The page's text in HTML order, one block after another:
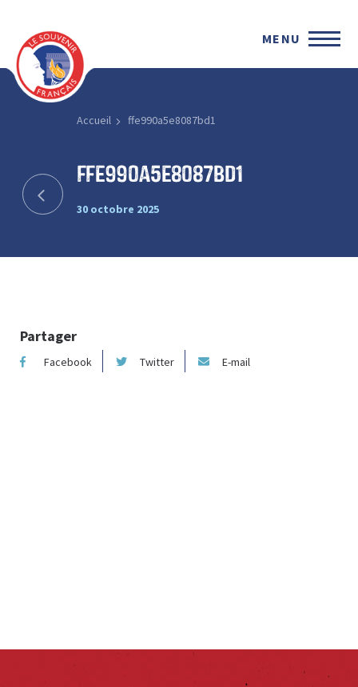
MENU
Accueil ffe990a5e8087bd1
ffe990a5e8087bd1
30 octobre 2025
Partager
Facebook Twitter E-mail